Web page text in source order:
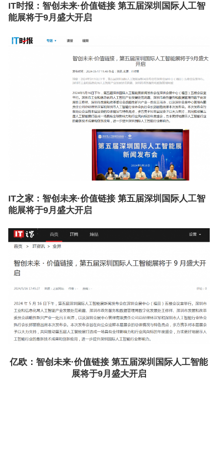
IT时报： 智创未来·价值链接 第五届深圳国际人工智
能展将于9月盛大开启
IT之家： 智创未来·价值链接 第五届深圳国际人工智
能展将于9月盛大开启
亿欧：智创未来·价值链接 第五届深圳国际人工智能
展将于9月盛大开启